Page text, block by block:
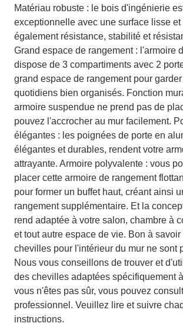
Matériau robuste : le bois d'ingénierie
exceptionnelle avec une surface lisse et
également résistance, stabilité et
Grand espace de rangement : l'armoire
dispose de 3 compartiments avec 2
grand espace de rangement pour
quotidiens bien organisés. Fonction
armoire suspendue ne prend pas de
pouvez l'accrocher au mur facilement.
élégantes : les poignées de porte en
élégantes et durables, rendent votre
attrayante. Armoire polyvalente : vous
placer cette armoire de rangement
pour former un buffet haut, créant ainsi
rangement supplémentaire. Et la
rend adaptée à votre salon, chambre à
et tout autre espace de vie. Bon à
chevilles pour l'intérieur du mur ne sont
Nous vous conseillons de trouver et
des chevilles adaptées spécifiquement
vous n'êtes pas sûr, vous pouvez
professionnel. Veuillez lire et suivre
instructions.